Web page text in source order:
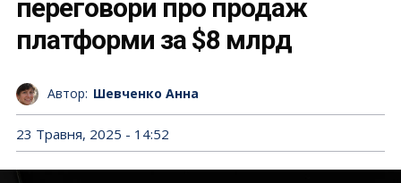
переговори про продаж
платформи за $8 млрд
Автор: Шевченко Анна
23 Травня, 2025 - 14:52